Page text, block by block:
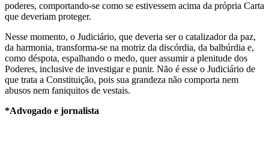
poderes, comportando-se como se estivessem acima da própria Carta
que deveriam proteger.
Nesse momento, o Judiciário, que deveria ser o catalizador da paz,
da harmonia, transforma-se na motriz da discórdia, da balbúrdia e,
como déspota, espalhando o medo, quer assumir a plenitude dos
Poderes, inclusive de investigar e punir. Não é esse o Judiciário de
que trata a Constituição, pois sua grandeza não comporta nem
abusos nem faniquitos de vestais.
*Advogado e jornalista